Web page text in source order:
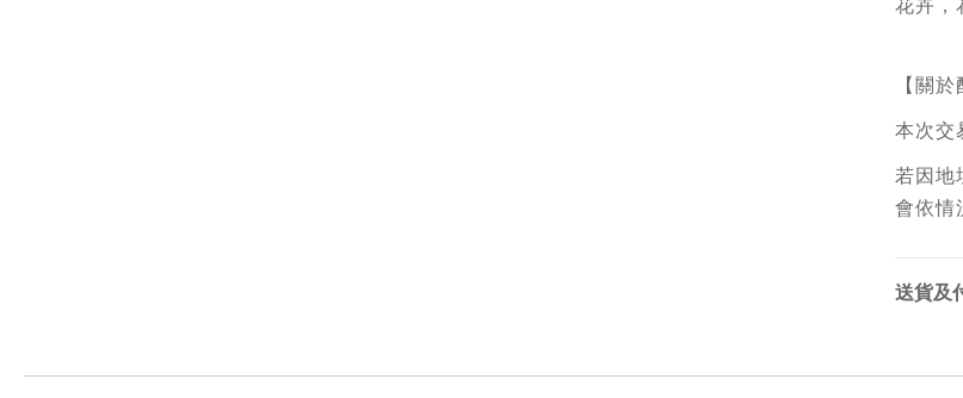
花卉，
【關於
本次交
若因地
會依情
送貨及